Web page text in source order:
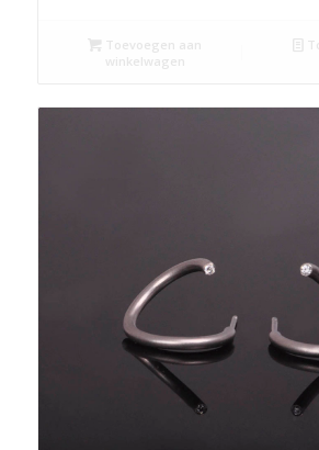
Toevoegen aan
winkelwagen